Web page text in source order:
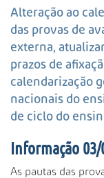
a
n
ç
d
a
…
Alteração ao
das provas de
externa,
prazos de
calendarização
nacionais do
de ciclo do
Informação 03/
As pautas das